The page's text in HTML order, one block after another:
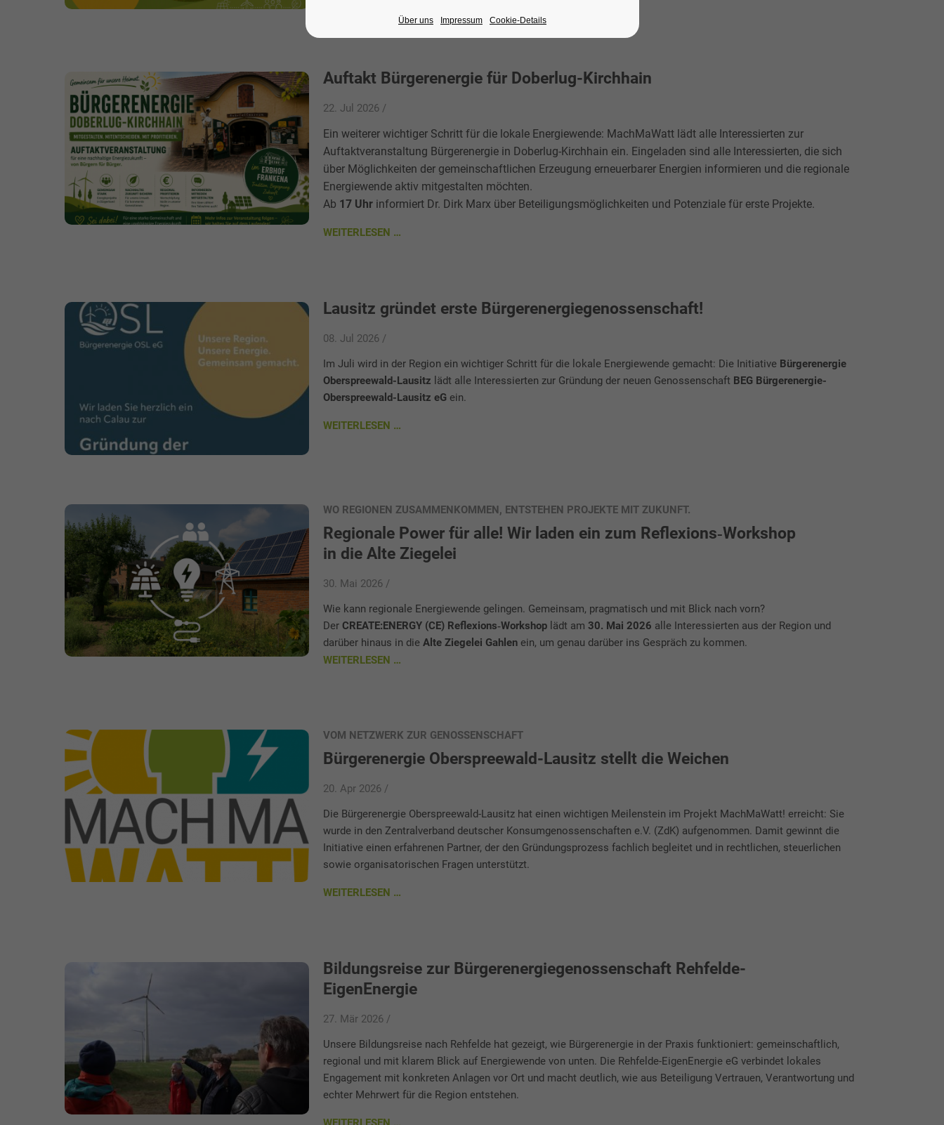
Auftakt Bürgerenergie für Doberlug-Kirchhain
22. Jul 2026 /
Ein weiterer wichtiger Schritt für die lokale Energiewende: MachMaWatt lädt alle Interessierten zur
Auftaktveranstaltung Bürgerenergie in Doberlug-Kirchhain ein. Eingeladen sind alle Interessierten, die sich
über Möglichkeiten der gemeinschaftlichen Erzeugung erneuerbarer Energien informieren und die regionale
Energiewende aktiv mitgestalten möchten.
Ab 17 Uhr informiert Dr. Dirk Marx über Beteiligungsmöglichkeiten und Potenziale für erste Projekte.
WEITERLESEN …
Lausitz gründet erste Bürgerenergiegenossenschaft!
08. Jul 2026 /
Im Juli wird in der Region ein wichtiger Schritt für die lokale Energiewende gemacht: Die Initiative Bürgerenergie
Oberspreewald-Lausitz lädt alle Interessierten zur Gründung der neuen Genossenschaft BEG Bürgerenergie-
Oberspreewald-Lausitz eG ein.
WEITERLESEN …
WO REGIONEN ZUSAMMENKOMMEN, ENTSTEHEN PROJEKTE MIT ZUKUNFT.
Regionale Power für alle! Wir laden ein zum Reflexions‑Workshop
in die Alte Ziegelei
30. Mai 2026 /
Wie kann regionale Energiewende gelingen. Gemeinsam, pragmatisch und mit Blick nach vorn?
Der CREATE:ENERGY (CE) Reflexions‑Workshop lädt am 30. Mai 2026 alle Interessierten aus der Region und
darüber hinaus in die Alte Ziegelei Gahlen ein, um genau darüber ins Gespräch zu kommen.
WEITERLESEN …
VOM NETZWERK ZUR GENOSSENSCHAFT
Bürgerenergie Oberspreewald-Lausitz stellt die Weichen
20. Apr 2026 /
Die Bürgerenergie Oberspreewald-Lausitz hat einen wichtigen Meilenstein im Projekt MachMaWatt! erreicht: Sie
wurde in den Zentralverband deutscher Konsumgenossenschaften e.V. (ZdK) aufgenommen. Damit gewinnt die
Initiative einen erfahrenen Partner, der den Gründungsprozess fachlich begleitet und in rechtlichen, steuerlichen
sowie organisatorischen Fragen unterstützt.
WEITERLESEN …
Bildungsreise zur Bürgerenergiegenossenschaft Rehfelde-
EigenEnergie
27. Mär 2026 /
Unsere Bildungsreise nach Rehfelde hat gezeigt, wie Bürgerenergie in der Praxis funktioniert: gemeinschaftlich,
regional und mit klarem Blick auf Energiewende von unten. Die Rehfelde-EigenEnergie eG verbindet lokales
Engagement mit konkreten Anlagen vor Ort und macht deutlich, wie aus Beteiligung Vertrauen, Verantwortung und
echter Mehrwert für die Region entstehen.
Über uns Impressum Cookie-Details